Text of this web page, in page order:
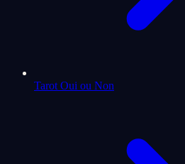
Tarot Oui ou Non